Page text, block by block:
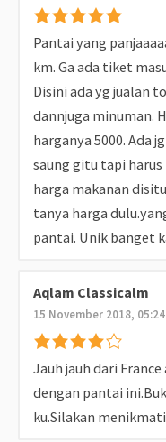
Pantai yang
km. Ga ada tiket
Disini ada yg jualan
dannjuga minuman.
harganya 5000. Ada
saung gitu tapi harus
harga makanan
tanya harga
pantai. Unik banget
Aqlam Classicalm
15 November 2018, 05:24
Jauh jauh dari
dengan pantai
ku.Silakan